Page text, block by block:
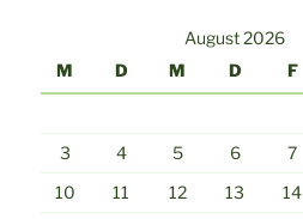
August 2026
M
D M D F
3
4 5 6 7
10
11 12 13 14